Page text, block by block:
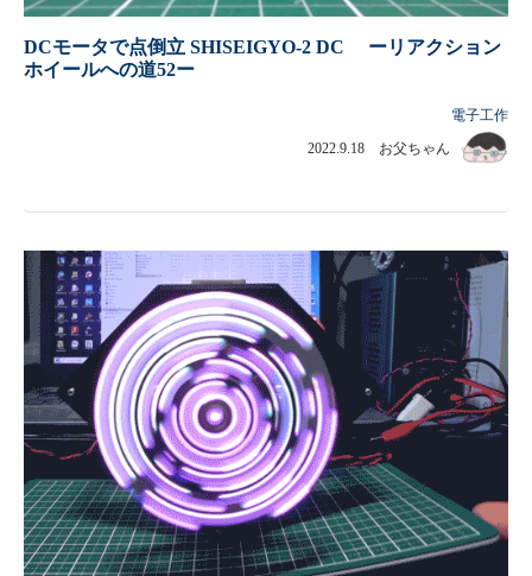
DCモータで点倒立 SHISEIGYO-2 DC ーリアクション
ホイールへの道52ー
電子工作
2022.9.18 お父ちゃん